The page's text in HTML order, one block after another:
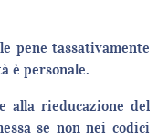
pene tassativamente
è personale.
alla rieducazione del
se non nei codici